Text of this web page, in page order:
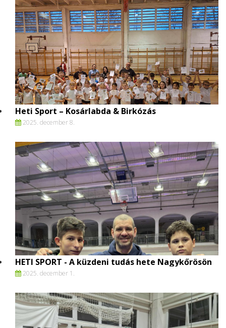
Heti Sport – Kosárlabda & Birkózás
2025. december 8.
HETI SPORT - A küzdeni tudás hete Nagykőrösön
2025. december 1.